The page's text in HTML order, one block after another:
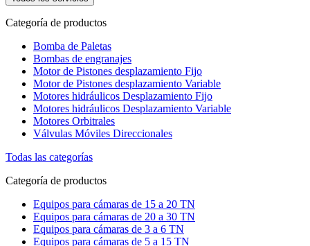
Categoría de productos
Bomba de Paletas
Bombas de engranajes
Motor de Pistones desplazamiento Fijo
Motor de Pistones desplazamiento Variable
Motores hidráulicos Desplazamiento Fijo
Motores hidráulicos Desplazamiento Variable
Motores Orbitrales
Válvulas Móviles Direccionales
Todas las categorías
Categoría de productos
Equipos para cámaras de 15 a 20 TN
Equipos para cámaras de 20 a 30 TN
Equipos para cámaras de 3 a 6 TN
Equipos para cámaras de 5 a 15 TN